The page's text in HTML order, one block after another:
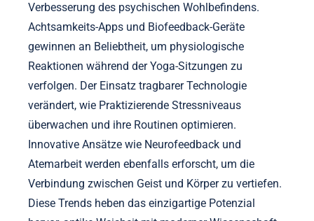
Verbesserung des psychischen Wohlbefindens.
Achtsamkeits-Apps und Biofeedback-Geräte
gewinnen an Beliebtheit, um physiologische
Reaktionen während der Yoga-Sitzungen zu
verfolgen. Der Einsatz tragbarer Technologie
verändert, wie Praktizierende Stressniveaus
überwachen und ihre Routinen optimieren.
Innovative Ansätze wie Neurofeedback und
Atemarbeit werden ebenfalls erforscht, um die
Verbindung zwischen Geist und Körper zu vertiefen.
Diese Trends heben das einzigartige Potenzial